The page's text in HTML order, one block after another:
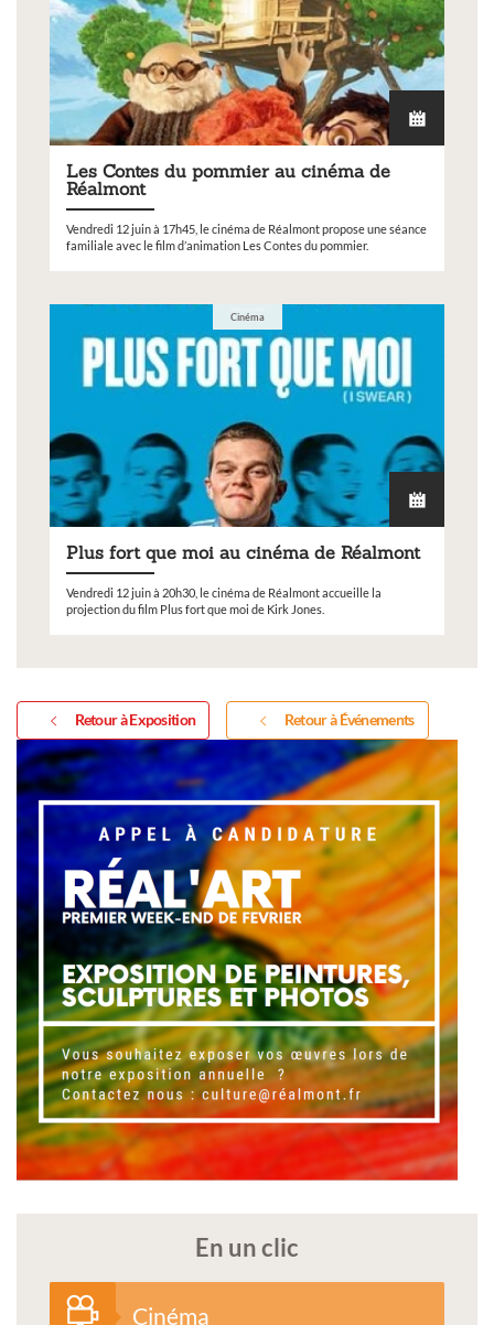
Les Contes du pommier au cinéma de
Réalmont
Vendredi 12 juin à 17h45, le cinéma de Réalmont propose une séance
familiale avec le film d’animation Les Contes du pommier.
Cinéma
Plus fort que moi au cinéma de Réalmont
Vendredi 12 juin à 20h30, le cinéma de Réalmont accueille la
projection du film Plus fort que moi de Kirk Jones.
Retour à Exposition Retour à Événements
En un clic
Cinéma